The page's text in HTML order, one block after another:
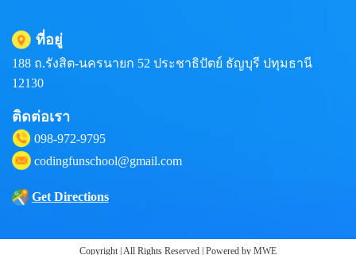
ที่อยู่
188 ถ.รังสิต-นครนายก 52 ประชาธิปัตย์ ธัญบุรี ปทุมธานี
12130
ติดต่อเรา
098-972-9795
codingfunschool@gmail.com
Get Directions
Copyright | All Rights Reserved | Powered by MWE